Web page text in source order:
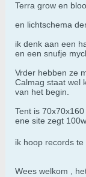
Terra grow en
en lichtschema
ik denk aan een
en een snufje
Vrder hebben ze
Calmag staat wel
van het begin.
Tent is
ene site zegt
ik hoop records
Wees welkom ,